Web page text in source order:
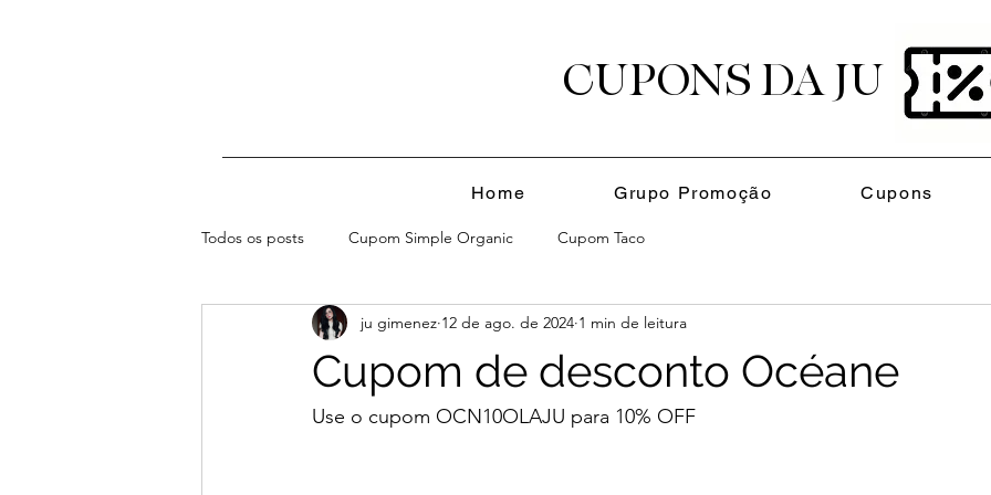
CUPONS DA JU
Home Grupo Promoção Cupons
Todos os posts Cupom Simple Organic Cupom Taco
Cupom de desconto Océane
ju gimenez 12 de ago. de 2024 1 min de leitura
Use o cupom OCN10OLAJU para 10% OFF